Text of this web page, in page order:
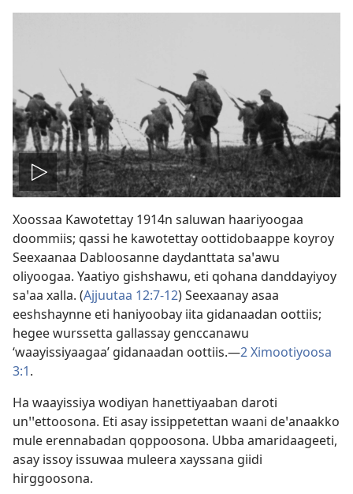
Biiduwa
kaassa
Xoossaa Kawotettay 1914n saluwan haariyoogaa
doommiis; qassi he kawotettay oottidobaappe koyroy
Seexaanaa Dabloosanne daydanttata saꞌawu
oliyoogaa. Yaatiyo gishshawu, eti qohana danddayiyoy
saꞌaa xalla. (Ajjuutaa 12:7-12) Seexaanay asaa
eeshshaynne eti haniyoobay iita gidanaadan oottiis;
hegee wurssetta gallassay genccanawu
‘waayissiyaagaa’ gidanaadan oottiis.—2 Ximootiyoosa
3:1.
Ha waayissiya wodiyan hanettiyaaban daroti
unꞌꞌettoosona. Eti asay issippetettan waani deꞌanaakko
mule erennabadan qoppoosona. Ubba amaridaageeti,
asay issoy issuwaa muleera xayssana giidi
hirggoosona.